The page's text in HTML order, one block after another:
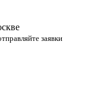
заявки